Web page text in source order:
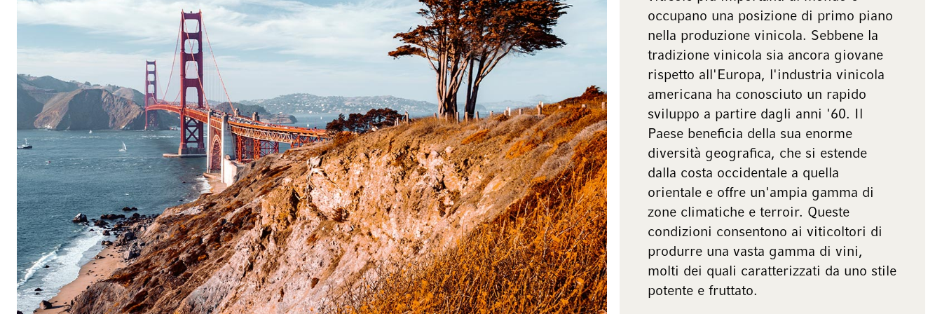
occupano una posizione di primo piano
nella produzione vinicola. Sebbene la
tradizione vinicola sia ancora giovane
rispetto all'Europa, l'industria vinicola
americana ha conosciuto un rapido
sviluppo a partire dagli anni '60. Il
Paese beneficia della sua enorme
diversità geografica, che si estende
dalla costa occidentale a quella
orientale e offre un'ampia gamma di
zone climatiche e terroir. Queste
condizioni consentono ai viticoltori di
produrre una vasta gamma di vini,
molti dei quali caratterizzati da uno stile
potente e fruttato.